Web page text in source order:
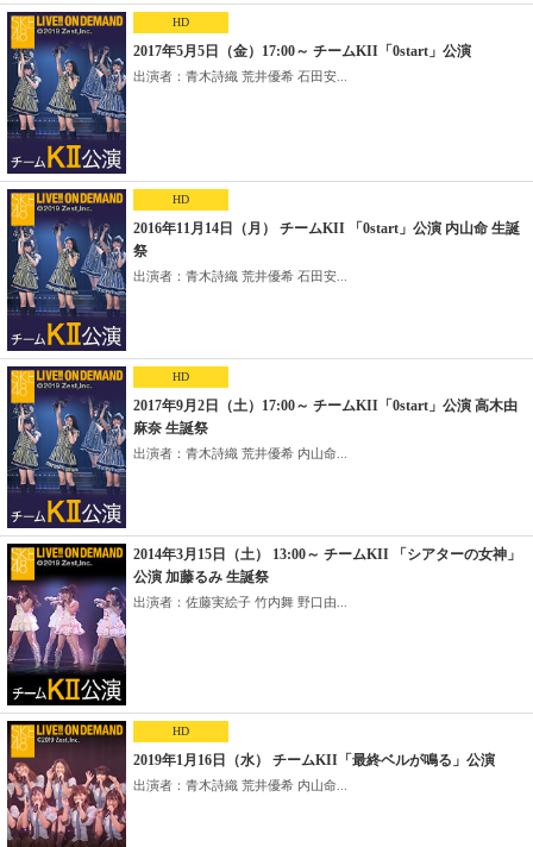
HD
2017年5月5日（金）17:00～ チームKII「0start」公演
出演者：青木詩織 荒井優希 石田安...
HD
2016年11月14日（月） チームKII 「0start」公演 内山命 生誕
祭
出演者：青木詩織 荒井優希 石田安...
HD
2017年9月2日（土）17:00～ チームKII「0start」公演 高木由
麻奈 生誕祭
出演者：青木詩織 荒井優希 内山命...
2014年3月15日（土） 13:00～ チームKII 「シアターの女神」
公演 加藤るみ 生誕祭
出演者：佐藤実絵子 竹内舞 野口由...
HD
2019年1月16日（水） チームKII「最終ベルが鳴る」公演
出演者：青木詩織 荒井優希 内山命...